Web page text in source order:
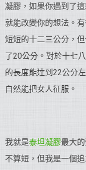
凝膠，如果你遇到了
就能改變你的想法。
短短的十二三公分，
了20公分。對於十七
的長度能達到22公分
自然能把女人征服。
我就是泰坦凝膠最大
不算短，但我是一個